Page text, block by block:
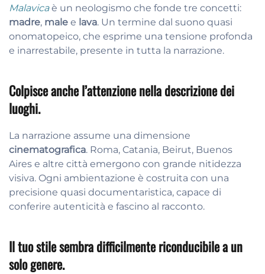
Malavicaè un neologismo che fonde tre concetti:
madre, male e lava. Un termine dal suono quasi
onomatopeico, che esprime una tensione profonda
e inarrestabile, presente in tutta la narrazione.
Colpisce anche l’attenzione nella descrizione dei
luoghi.
La narrazione assume una dimensione
cinematografica. Roma, Catania, Beirut, Buenos
Aires e altre città emergono con grande nitidezza
visiva. Ogni ambientazione è costruita con una
precisione quasi documentaristica, capace di
conferire autenticità e fascino al racconto.
Il tuo stile sembra difficilmente riconducibile a un
solo genere.